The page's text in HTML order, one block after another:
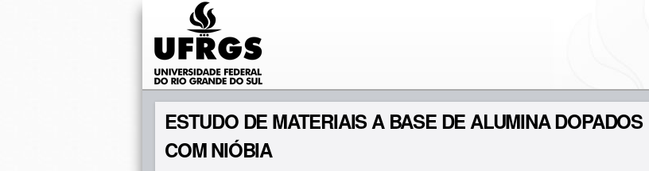
ESTUDO DE MATERIAIS A BASE DE ALUMINA DOPADOS
COM NIÓBIA